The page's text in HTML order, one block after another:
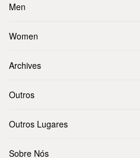
Men
Women
Archives
Outros
Outros Lugares
Sobre Nós